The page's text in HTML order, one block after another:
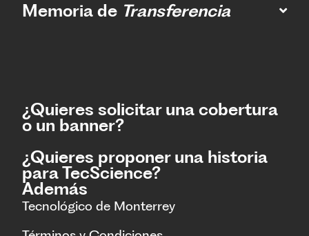
Memoria de Transferencia
¿Quieres solicitar una cobertura
o un banner?
¿Quieres proponer una historia
para TecScience?
Además
Tecnológico de Monterrey